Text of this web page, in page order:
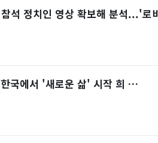
석 정치인 영상 확보해 분석...'로
국에서 '새로운 삶' 시작 희 …